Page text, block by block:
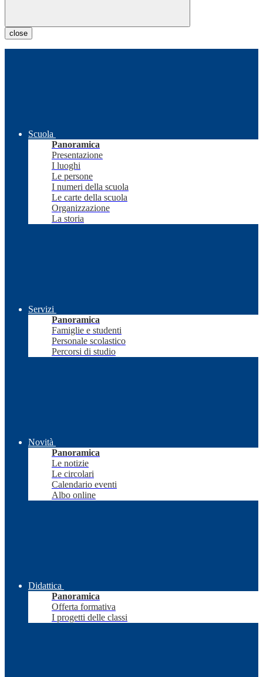
close
Scuola
Panoramica
Presentazione
I luoghi
Le persone
I numeri della scuola
Le carte della scuola
Organizzazione
La storia
Servizi
Panoramica
Famiglie e studenti
Personale scolastico
Percorsi di studio
Novità
Panoramica
Le notizie
Le circolari
Calendario eventi
Albo online
Didattica
Panoramica
Offerta formativa
I progetti delle classi